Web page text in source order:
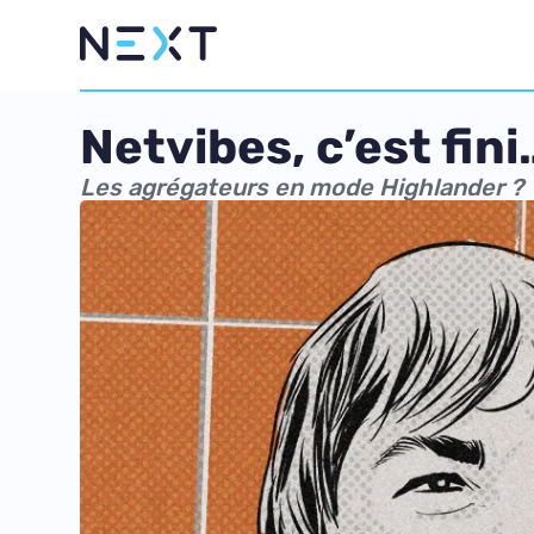
Netvibes, c’est
Les agrégateurs en mode Highlander ?